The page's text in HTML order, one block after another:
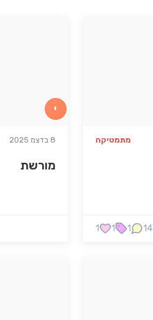
מתמטיקה
1
1
1
י
8 בדצמ 2025
מורשת